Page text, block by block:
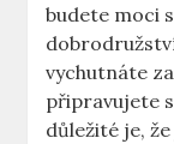
budete moci
vychutnáte
připravujete
důležité je,